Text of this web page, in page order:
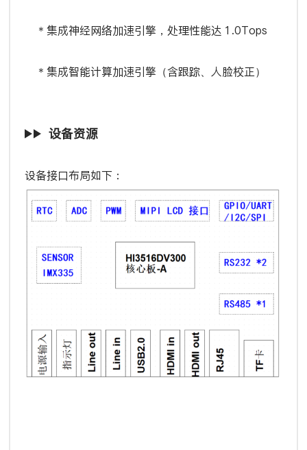
＊集成神经网络加速引擎，处理性能达 1.0Tops
＊集成智能计算加速引擎（含跟踪、人脸校正）
设备资源
设备接口布局如下：